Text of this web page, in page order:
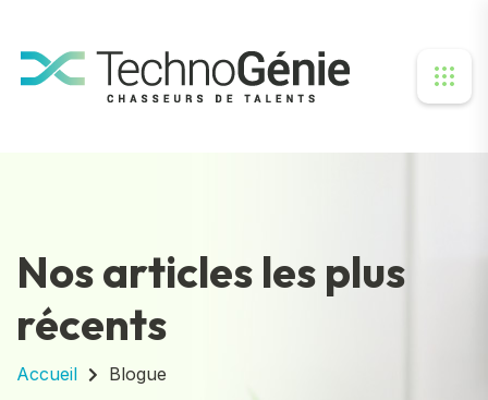
Nos articles les plus
récents
Accueil Blogue